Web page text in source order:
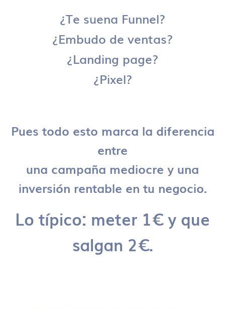
¿Te suena Funnel?
¿Embudo de ventas?
¿Landing page?
¿Pixel?
Pues todo esto marca la diferencia
entre
una campaña mediocre y una
inversión rentable en tu negocio.
Lo típico: meter 1€ y que
salgan 2€.